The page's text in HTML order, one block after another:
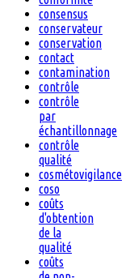
consensus
conservateur
conservation
contact
contamination
contrôle
contrôle
par
échantillonnage
contrôle
qualité
cosmétovigilance
coso
coûts
d'obtention
de la
qualité
coûts